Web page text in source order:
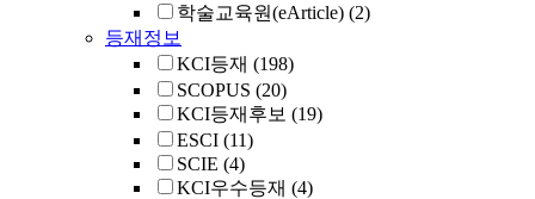
학술교육원(eArticle) (2)
등재정보
KCI등재 (198)
SCOPUS (20)
KCI등재후보 (19)
ESCI (11)
SCIE (4)
KCI우수등재 (4)